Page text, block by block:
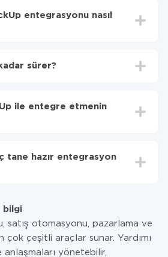
entegrasyonu nasıl
sürer?
ile entegre etmenin
yalnızca bir sisteminizden
miktarı için ödeme yaparsınız.
tane hazır entegrasyon
bilgi
satış otomasyonu, pazarlama ve
çok çeşitli araçlar sunar. Yardımı
yönetebilir,